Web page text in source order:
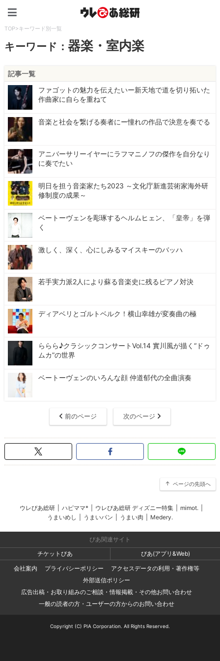
TOP>キーワード別一覧
キーワード：器楽・室内楽
記事一覧
ファゴットの魅力を伝えたいー新天地で道を切り拓いた
作曲家に自らを重ねて
音楽と社会を繋げる奏者にー憧れの作品で決意を奏でる
アニバーサリーイヤーにラフマニノフの傑作を自分なり
に奏でたい
明日を担う音楽家たち2023 ～文化庁新進芸術家海外研
修制度の成果～
ベートーヴェンを彫琢するヘルムヒェン、「皇帝」を弾
く
激しく、深く、心にしみるマイスキーのバッハ
若手実力派2人により蘇る音楽史に残るピアノ対決
ディアベリとゴルトベルク！横山幸雄が変奏曲の極
ららら♪クラシックコンサートVol.14 實川風が描く“ドゥ
ムカ”の世界
ベートーヴェンのいろんな顔 仲道郁代の全曲演奏
前のページ 次のページ
ページの先頭へ
ウレぴあ総研 ハピママ* ウレぴあ総研 ディズニー特集 mimot.
うまいめし
うまいパン うまい肉 Medery.
ぴあ関連サイト
チケットぴあ
ぴあ(アプリ&Web)
会社案内
プライバシーポリシー
アクセスデータの利用・著作権等
外部送信ポリシー
広告出稿・お取り組みのご相談・情報掲載・その他お問い合わせ
一般の読者の方・ユーザーの方からのお問い合わせ
Copyright (C) PIA Corporation. All Rights Reserved.